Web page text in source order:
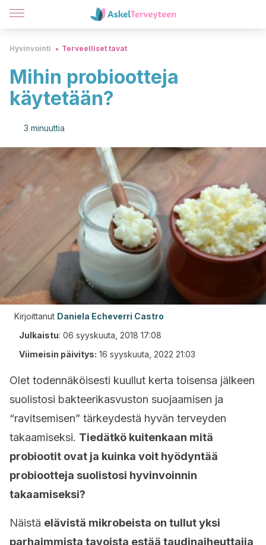
Hyvinvointi Terveelliset tavat
Mihin probiootteja
käytetään?
3 minuuttia
Kirjoittanut Daniela Echeverri Castro
Julkaistu: 06 syyskuuta, 2018 17:08
Viimeisin päivitys: 16 syyskuuta, 2022 21:03
Olet todennäköisesti kuullut kerta toisensa jälkeen
suolistosi bakteerikasvuston suojaamisen ja
“ravitsemisen” tärkeydestä hyvän terveyden
takaamiseksi. Tiedätkö kuitenkaan mitä
probiootit ovat ja kuinka voit hyödyntää
probiootteja suolistosi hyvinvoinnin
takaamiseksi?
Näistä elävistä mikrobeista on tullut yksi
parhaimmista tavoista estää taudinaiheuttajia